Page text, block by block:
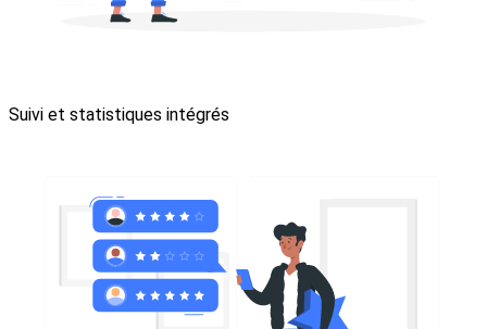
Suivi et statistiques intégrés